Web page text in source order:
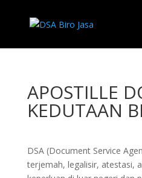
APOSTILLE
KEDUTAAN
DSA (Document Service
terjemah, legalisir, atestasi,